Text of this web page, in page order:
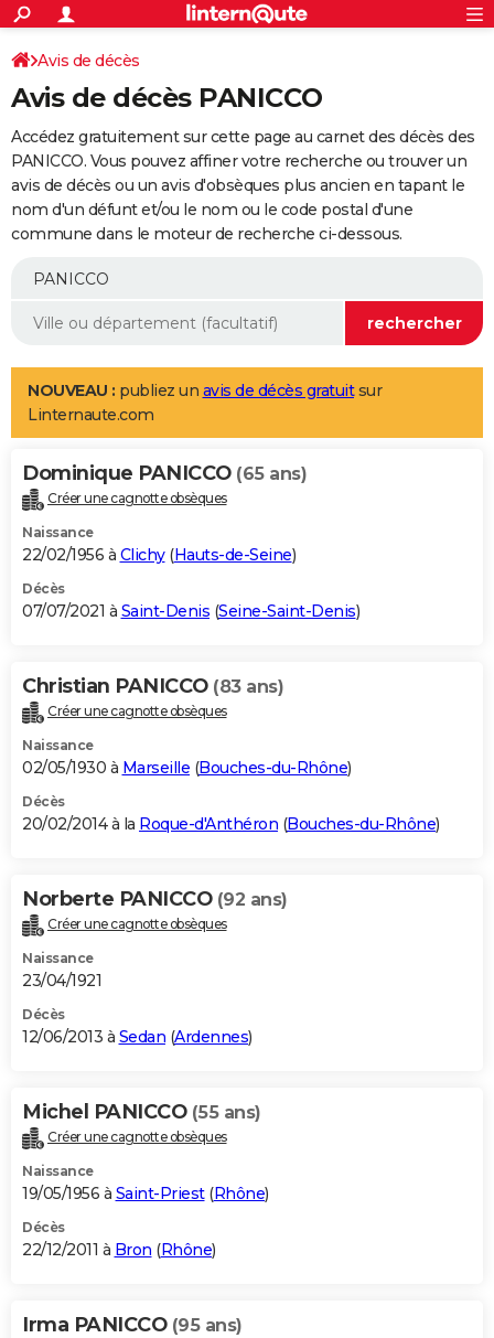
ACTUALITÉS
Politique
Société
Faits Divers
Education
Monde
Villes
+
SPORT
Coupe du monde 2026
Football
Tennis
Cyclisme
Rugby
Forum
Programme TV
TNT
Streaming
Cinéma
Sorties cinéma
Musique
+
FINANCE
Retraite
Epargne
Immobilier
Risques naturels par ville
Banque
Assurance
AUTO
Essais
Réserver un essai
Citadines
Berlines
SUV
Forum auto
+
Mobiles
Meilleur smartphone
Internet
Ordinateurs
Jeux vidéo
Guide high-tech
Aménagement intérieur
LIFESTYLE
Art de vivre
Bien-être
Loisirs
Mode
Modes de vie
Alimentation
Guide de la santé
Maladies
Médicaments
Sommeil
VOYAGE
Destinations
City break
Voyage nature
Voyage de noces
Forum
Climat
+PHOTO
GUIDES D'ACHAT
BONS PLANS
Carte de Noël
Carte Bonne année
Carte Saint-Valentin
Carte Pâques
Carte d'anniversaire
DICTIONNAIRE
Dictionnaire
Biographies
Citations
Expressions
Proverbes
PROGRAMME TV
S'inscrire
Se connecter
Lycées
Collèges
Primaires
Universités
Entreprises
Service militaire
Avis de recherche
AVIS DE DÉCÈS
Bricolage
Lifestyle
Culture
Sport
Auto
Television
Voyage
Cinema
Avis de décès
Avis de décès PANICCO
Accédez gratuitement sur cette page au carnet des décès des
PANICCO. Vous pouvez affiner votre recherche ou trouver un
avis de décès ou un avis d'obsèques plus ancien en tapant le
nom d'un défunt et/ou le nom ou le code postal d'une
commune dans le moteur de recherche ci-dessous.
NOUVEAU : publiez un avis de décès gratuitsur
Linternaute.com
Dominique PANICCO (65 ans)
Créer une cagnotte obsèques
Naissance
22/02/1956 à Clichy(Hauts-de-Seine)
Décès
07/07/2021 à Saint-Denis (Seine-Saint-Denis)
Christian PANICCO (83 ans)
Créer une cagnotte obsèques
Naissance
02/05/1930 à Marseille (Bouches-du-Rhône)
Décès
20/02/2014 à la Roque-d'Anthéron (Bouches-du-Rhône)
Norberte PANICCO (92 ans)
Créer une cagnotte obsèques
Naissance
23/04/1921
Décès
12/06/2013 à Sedan (Ardennes)
Michel PANICCO (55 ans)
Créer une cagnotte obsèques
Naissance
19/05/1956 à Saint-Priest(Rhône)
Décès
22/12/2011 à Bron (Rhône)
Irma PANICCO (95 ans)